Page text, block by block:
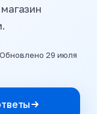
29 июля